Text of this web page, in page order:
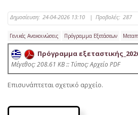
Δημοσίευση: 24-04-2026 13:10 | Προβολές: 287
Γενικές Ανακοινώσεις Πρόγραμμα Εξετάσεων
Πρόγραμμα
Mέγεθος: 208.61 KB :: Τύπος: Αρχείο PDF
Επισυνάπτεται σχετικό αρχείο.